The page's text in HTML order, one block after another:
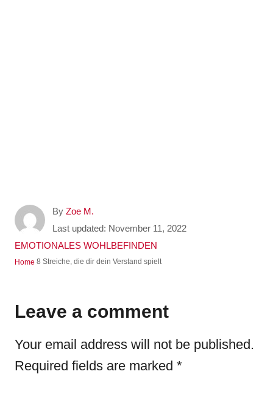
By A
u
o
Zoe M.
P
o
o
Last updated: November 11, 2022
C
a
o
i
s
EMOTIONALES WOHLBEFINDEN
Home 8 Streiche, die dir dein Verstand spielt
Leave a comment
Your email address will not be published.
Required fields are marked *